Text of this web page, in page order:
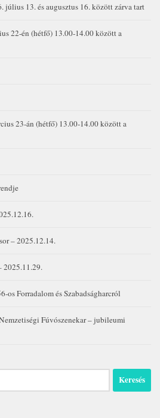
13. és augusztus 16. között zárva tart
22-én (hétfő) 13.00-14.00 között a
23-án (hétfő) 13.00-14.00 között a
– 2025.12.14.
2025.11.29.
os Forradalom és Szabadságharcról
Fúvószenekar – jubileumi